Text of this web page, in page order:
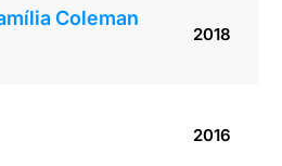
Coleman
2018
2016